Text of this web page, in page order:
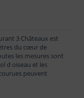
3 Châteaux est
du cœur de
les mesures sont
d oiseau et les
peuvent